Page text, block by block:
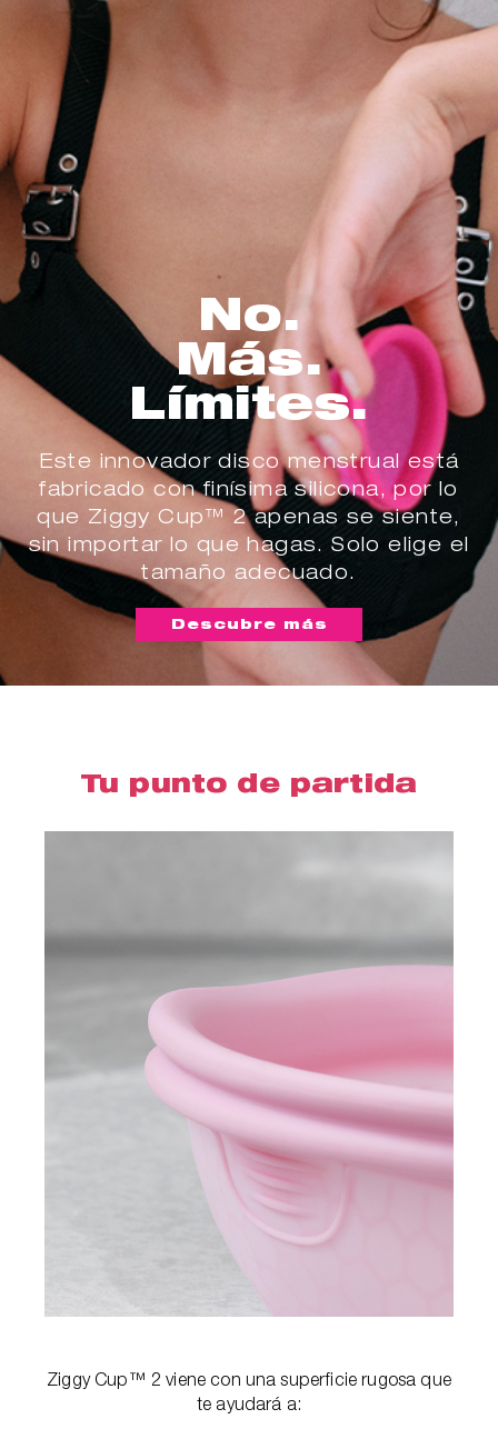
No.
Más.
Límites.
Este innovador disco menstrual está
fabricado con finísima silicona, por lo
que Ziggy Cup™ 2 apenas se siente,
sin importar lo que hagas. Solo elige el
tamaño adecuado.
Descubre más
Tu punto de partida
Ziggy Cup™ 2 viene con una superficie rugosa que
te ayudará a: